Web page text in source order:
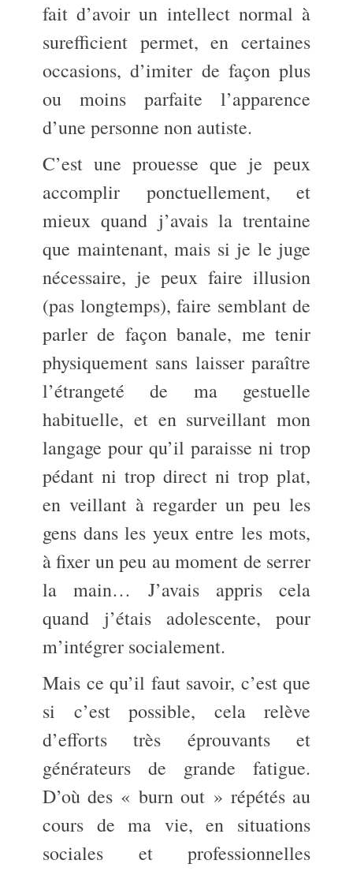
fait d’avoir un intellect normal à
surefficient permet, en certaines
occasions, d’imiter de façon plus
ou moins parfaite l’apparence
d’une personne non autiste.
C’est une prouesse que je peux
accomplir ponctuellement, et
mieux quand j’avais la trentaine
que maintenant, mais si je le juge
nécessaire, je peux faire illusion
(pas longtemps), faire semblant de
parler de façon banale, me tenir
physiquement sans laisser paraître
l’étrangeté de ma gestuelle
habituelle, et en surveillant mon
langage pour qu’il paraisse ni trop
pédant ni trop direct ni trop plat,
en veillant à regarder un peu les
gens dans les yeux entre les mots,
à fixer un peu au moment de serrer
la main… J’avais appris cela
quand j’étais adolescente, pour
m’intégrer socialement.
Mais ce qu’il faut savoir, c’est que
si c’est possible, cela relève
d’efforts très éprouvants et
générateurs de grande fatigue.
D’où des « burn out » répétés au
cours de ma vie, en situations
sociales et professionnelles